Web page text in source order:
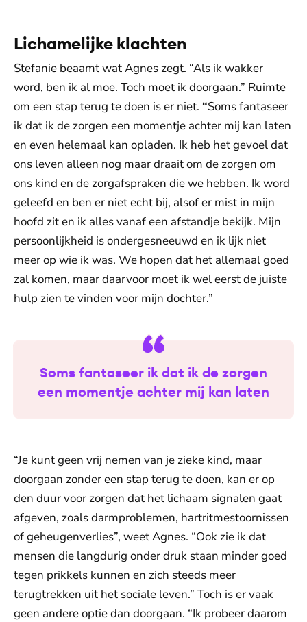
Lichamelijke klachten
Stefanie beaamt wat Agnes zegt. “Als ik wakker
word, ben ik al moe. Toch moet ik doorgaan.” Ruimte
om een stap terug te doen is er niet. “Soms fantaseer
ik dat ik de zorgen een momentje achter mij kan laten
en even helemaal kan opladen. Ik heb het gevoel dat
ons leven alleen nog maar draait om de zorgen om
ons kind en de zorgafspraken die we hebben. Ik word
geleefd en ben er niet echt bij, alsof er mist in mijn
hoofd zit en ik alles vanaf een afstandje bekijk. Mijn
persoonlijkheid is ondergesneeuwd en ik lijk niet
meer op wie ik was. We hopen dat het allemaal goed
zal komen, maar daarvoor moet ik wel eerst de juiste
hulp zien te vinden voor mijn dochter.”
Soms fantaseer ik dat ik de zorgen
een momentje achter mij kan laten
“Je kunt geen vrij nemen van je zieke kind, maar
doorgaan zonder een stap terug te doen, kan er op
den duur voor zorgen dat het lichaam signalen gaat
afgeven, zoals darmproblemen, hartritmestoornissen
of geheugenverlies”, weet Agnes. “Ook zie ik dat
mensen die langdurig onder druk staan minder goed
tegen prikkels kunnen en zich steeds meer
terugtrekken uit het sociale leven.” Toch is er vaak
geen andere optie dan doorgaan. “Ik probeer daarom